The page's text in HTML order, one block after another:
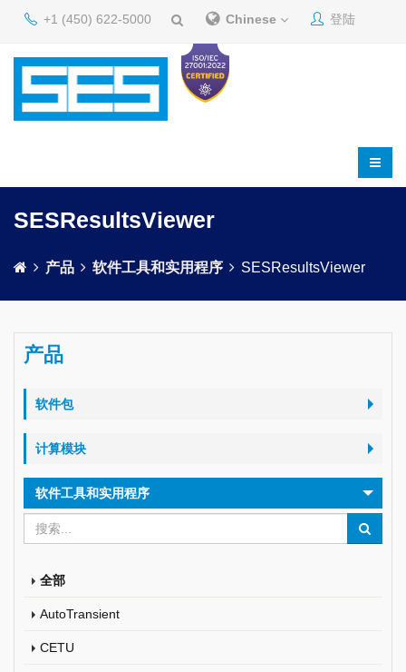
+1 (450) 622-5000 Chinese 登陆
SESResultsViewer
产品 软件工具和实用程序 SESResultsViewer
产品
软件包
计算模块
软件工具和实用程序
全部
AutoTransient
CETU